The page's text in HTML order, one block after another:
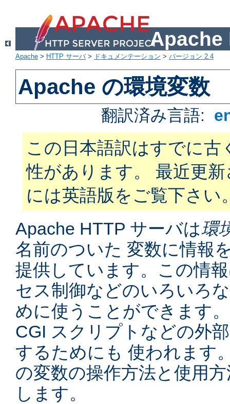
Apache
Apache > HTTP サーバ> ドキュメンテーション > バージョン 2.4
Apache の環境変数
翻訳済み言語:
この日本語訳はすでに古
性があります。 最近更
には英語版をご覧下さい
Apache HTTP サーバは環
名前のついた 変数に情報
提供しています。この情
セス制御などのいろいろ
めに使うことができます
CGI スクリプトなどの外
するためにも 使われます
の変数の操作方法と使用
します。